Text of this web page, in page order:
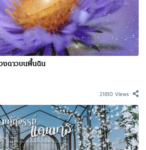
งดาวบนพื้นดิน
21810 Views